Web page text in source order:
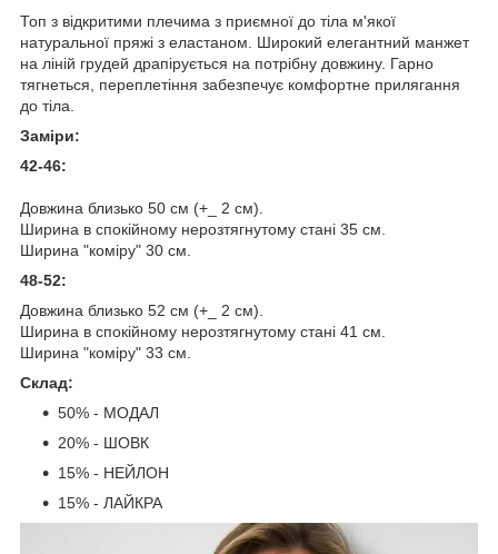
Топ з відкритими плечима з приємної до тіла м'якої
натуральної пряжі з еластаном. Широкий елегантний манжет
на ліній грудей драпірується на потрібну довжину. Гарно
тягнеться, переплетіння забезпечує комфортне прилягання
до тіла.
Заміри:
42-46:
Довжина близько 50 см (+_ 2 см).
Ширина в спокійному нерозтягнутому стані 35 см.
Ширина "коміру" 30 см.
48-52:
Довжина близько 52 см (+_ 2 см).
Ширина в спокійному нерозтягнутому стані 41 см.
Ширина "коміру" 33 см.
Склад:
50% - МОДАЛ
20% - ШОВК
15% - НЕЙЛОН
15% - ЛАЙКРА